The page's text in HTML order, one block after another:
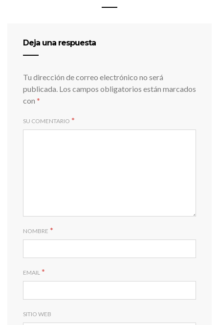
Deja una respuesta
Tu dirección de correo electrónico no será
publicada. Los campos obligatorios están marcados
con *
SU COMENTARIO *
NOMBRE *
EMAIL *
SITIO WEB